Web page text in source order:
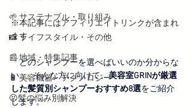
🌱 サステナブル・取り組み
📸 ライフスタイル・その他
📰 地域・特集記事
🔋 美容機器・テクノロジー
😣髪の悩み別解決
※本記事にはアフィリエイトリンクが含まれ
ます
「どのシャンプーを選べばいいのか分からな
い…」そんな方に向けて、美容室GRINが厳選
した髪質別シャンプーおすすめ8選をご紹介
します。